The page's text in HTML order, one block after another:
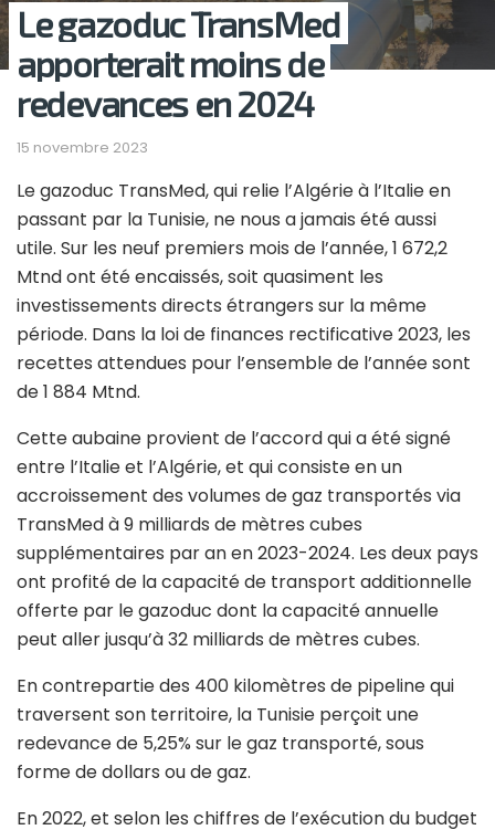
Le gazoduc TransMed
apporterait moins de
redevances en 2024
15 novembre 2023
Le gazoduc TransMed, qui relie l’Algérie à l’Italie en
passant par la Tunisie, ne nous a jamais été aussi
utile. Sur les neuf premiers mois de l’année, 1 672,2
Mtnd ont été encaissés, soit quasiment les
investissements directs étrangers sur la même
période. Dans la loi de finances rectificative 2023, les
recettes attendues pour l’ensemble de l’année sont
de 1 884 Mtnd.
Cette aubaine provient de l’accord qui a été signé
entre l’Italie et l’Algérie, et qui consiste en un
accroissement des volumes de gaz transportés via
TransMed à 9 milliards de mètres cubes
supplémentaires par an en 2023-2024. Les deux pays
ont profité de la capacité de transport additionnelle
offerte par le gazoduc dont la capacité annuelle
peut aller jusqu’à 32 milliards de mètres cubes.
En contrepartie des 400 kilomètres de pipeline qui
traversent son territoire, la Tunisie perçoit une
redevance de 5,25% sur le gaz transporté, sous
forme de dollars ou de gaz.
En 2022, et selon les chiffres de l’exécution du budget